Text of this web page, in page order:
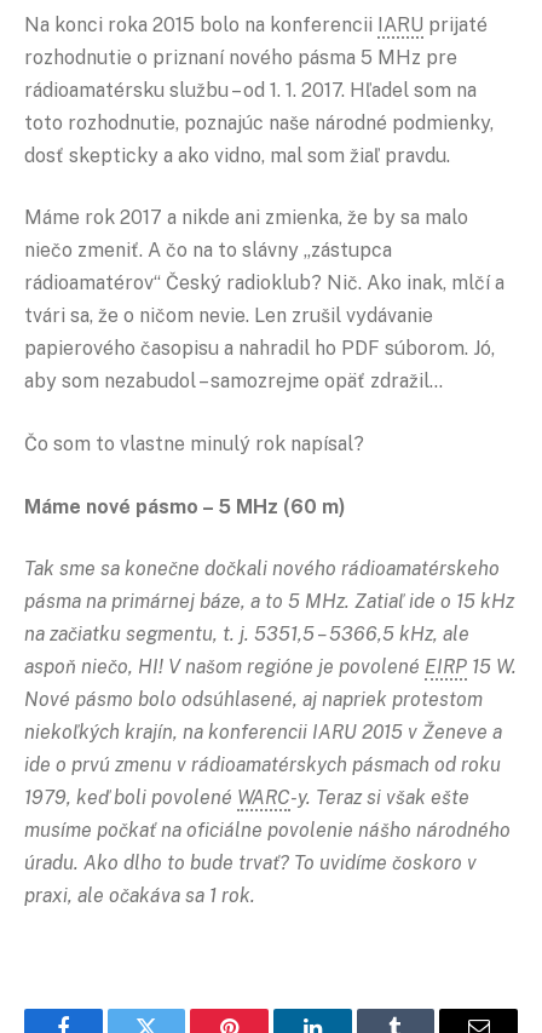
Na konci roka 2015 bolo na konferencii IARU prijaté
rozhodnutie o priznaní nového pásma 5 MHz pre
rádioamatérsku službu – od 1. 1. 2017. Hľadel som na
toto rozhodnutie, poznajúc naše národné podmienky,
dosť skepticky a ako vidno, mal som žiaľ pravdu.
Máme rok 2017 a nikde ani zmienka, že by sa malo
niečo zmeniť. A čo na to slávny „zástupca
rádioamatérov“ Český radioklub? Nič. Ako inak, mlčí a
tvári sa, že o ničom nevie. Len zrušil vydávanie
papierového časopisu a nahradil ho PDF súborom. Jó,
aby som nezabudol – samozrejme opäť zdražil…
Čo som to vlastne minulý rok napísal?
Máme nové pásmo – 5 MHz (60 m)
Tak sme sa konečne dočkali nového rádioamatérskeho
pásma na primárnej báze, a to 5 MHz. Zatiaľ ide o 15 kHz
na začiatku segmentu, t. j. 5351,5 – 5366,5 kHz, ale
aspoň niečo, HI! V našom regióne je povolené EIRP 15 W.
Nové pásmo bolo odsúhlasené, aj napriek protestom
niekoľkých krajín, na konferencii IARU 2015 v Ženeve a
ide o prvú zmenu v rádioamatérskych pásmach od roku
1979, keď boli povolené WARC-y. Teraz si však ešte
musíme počkať na oficiálne povolenie nášho národného
úradu. Ako dlho to bude trvať? To uvidíme čoskoro v
praxi, ale očakáva sa 1 rok.